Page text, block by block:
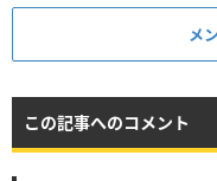
メ
この記事へのコメント